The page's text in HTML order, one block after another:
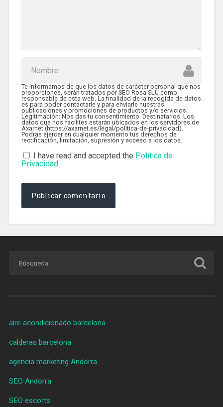
Te informamos de que los datos de carácter personal que nos
proporciones, serán tratados por SEO Rosa SLU como
responsable de esta web. La finalidad de la recogida de datos
es para poder contactarle y para enviarle nuestras
publicaciones y promociones de productos y/o servicios.
Legitimación: Nos das tu consentimiento. Destinatarios: Los
datos que nos facilites estarán ubicados en los servidores de
Axarnet (https://axarnet.es/legal/politica-de-privacidad).
Podrás ejercer en cualquier momento tus derechos de
rectificación, limitación, supresión y acceso a los datos.
I have read and accepted the Política de
Privacidad
aire acondicionado barcelona
calderas barcelona
agencia marketing Andorra
SEO Andorra
SEO escorts